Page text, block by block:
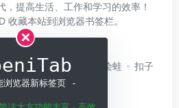
，提高生活、工作和学习的效率！
藏本站到浏览器书签栏。
硅基流动 Trae 绘蛙
扣子
白日梦AI
览器新标签页 -